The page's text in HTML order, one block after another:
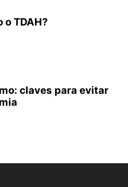
o TDAH?
claves para evitar